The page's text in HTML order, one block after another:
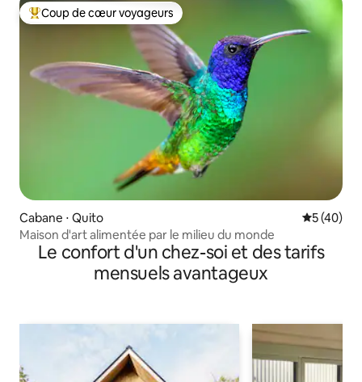
Coups de cœur voyageurs les plus appréciés
Coup de cœur voyageurs
Cabane ⋅ Quito
5 (40)
Maison d'art alimentée par le milieu du monde
Le confort d'un chez-soi et des tarifs
mensuels avantageux